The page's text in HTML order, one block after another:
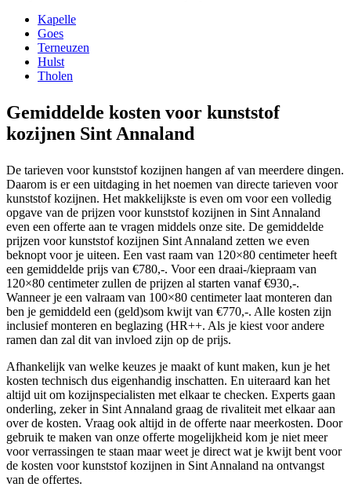
Kapelle
Goes
Terneuzen
Hulst
Tholen
Gemiddelde kosten voor kunststof
kozijnen Sint Annaland
De tarieven voor kunststof kozijnen hangen af van meerdere dingen.
Daarom is er een uitdaging in het noemen van directe tarieven voor
kunststof kozijnen. Het makkelijkste is even om voor een volledig
opgave van de prijzen voor kunststof kozijnen in Sint Annaland
even een offerte aan te vragen middels onze site. De gemiddelde
prijzen voor kunststof kozijnen Sint Annaland zetten we even
beknopt voor je uiteen. Een vast raam van 120×80 centimeter heeft
een gemiddelde prijs van €780,-. Voor een draai-/kiepraam van
120×80 centimeter zullen de prijzen al starten vanaf €930,-.
Wanneer je een valraam van 100×80 centimeter laat monteren dan
ben je gemiddeld een (geld)som kwijt van €770,-. Alle kosten zijn
inclusief monteren en beglazing (HR++. Als je kiest voor andere
ramen dan zal dit van invloed zijn op de prijs.
Afhankelijk van welke keuzes je maakt of kunt maken, kun je het
kosten technisch dus eigenhandig inschatten. En uiteraard kan het
altijd uit om kozijnspecialisten met elkaar te checken. Experts gaan
onderling, zeker in Sint Annaland graag de rivaliteit met elkaar aan
over de kosten. Vraag ook altijd in de offerte naar meerkosten. Door
gebruik te maken van onze offerte mogelijkheid kom je niet meer
voor verrassingen te staan maar weet je direct wat je kwijt bent voor
de kosten voor kunststof kozijnen in Sint Annaland na ontvangst
van de offertes.